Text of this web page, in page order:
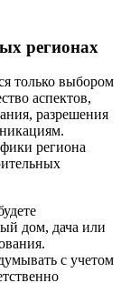
регионах
только выбором
аспектов,
разрешения
региона
дом, дача или
с учетом